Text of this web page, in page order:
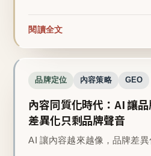
閱讀全文
品牌定位 內容策略 GEO
內容同質化時代：AI 讓
差異化只剩品牌聲音
AI 讓內容越來越像，品牌差異